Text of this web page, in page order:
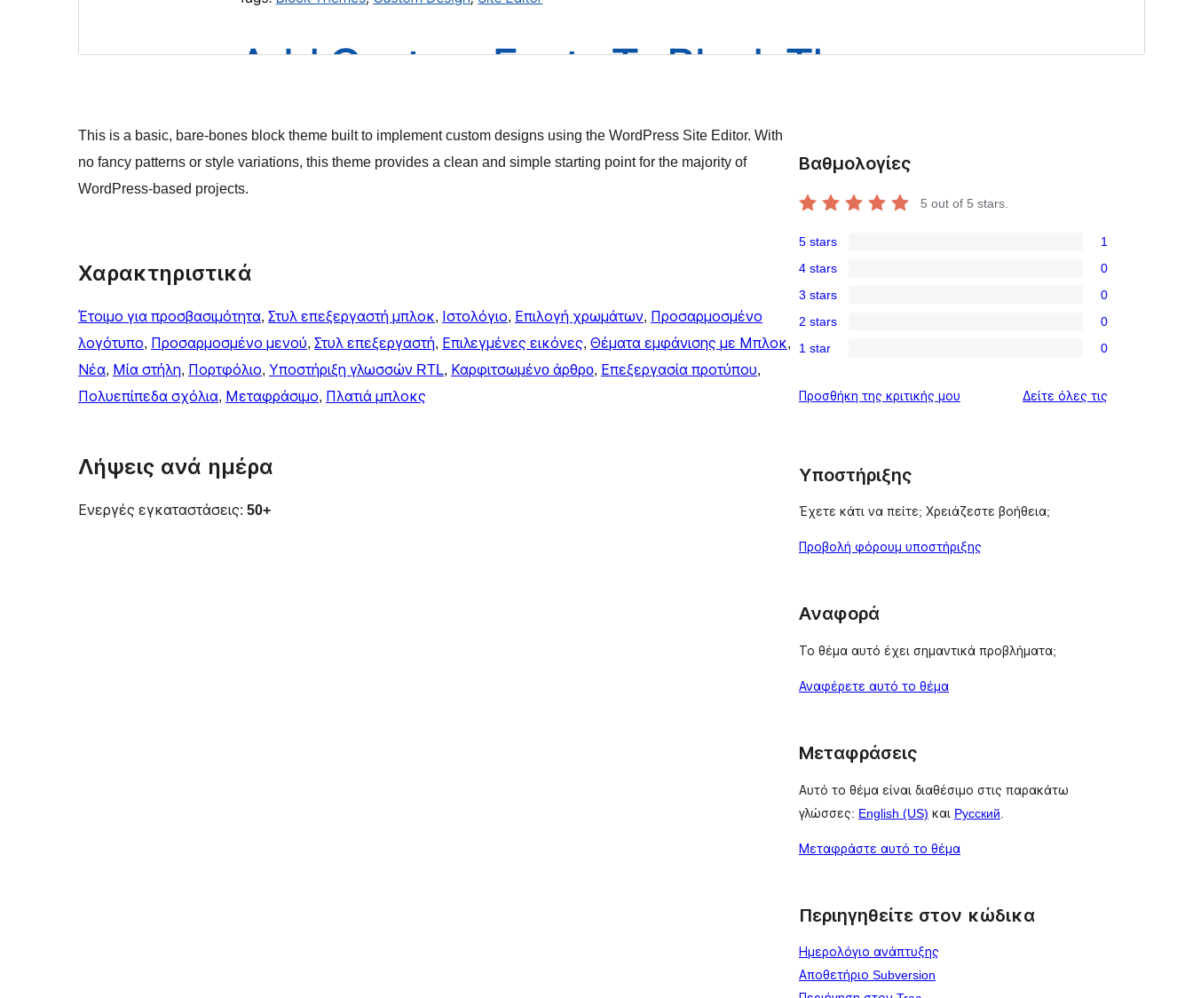
This is a basic, bare-bones block theme built to implement custom designs using the WordPress Site Editor. With
no fancy patterns or style variations, this theme provides a clean and simple starting point for the majority of
WordPress-based projects.
Χαρακτηριστικά
Έτοιμο για προσβασιμότητα, Στυλ επεξεργαστή μπλοκ, Ιστολόγιο, Επιλογή χρωμάτων, Προσαρμοσμένο
λογότυπο, Προσαρμοσμένο μενού, Στυλ επεξεργαστή, Επιλεγμένες εικόνες, Θέματα εμφάνισης με Μπλοκ
Νέα, Μία στήλη, Πορτφόλιο, Υποστήριξη γλωσσών RTL, Καρφιτσωμένo άρθρo, Επεξεργασία προτύπου
Πολυεπίπεδα σχόλια, Μεταφράσιμο, Πλατιά μπλοκς
Λήψεις ανά ημέρα
Ενεργές εγκαταστάσεις: 50+
Βαθμολογίες
5 out of 5 stars.
5-
star
review
5 stars 1
4-
star
reviews
4 stars 0
3-
star
3 stars 0
2-
reviews
2 stars 0
star
1 star 0
Προσθήκη της κριτικής μου Δείτε όλες τις
Υποστήριξης
Έχετε κάτι να πείτε; Χρειάζεστε βοήθεια;
Προβολή φόρουμ υποστήριξης
Αναφορά
Το θέμα αυτό έχει σημαντικά προβλήματα;
Αναφέρετε αυτό το θέμα
Μεταφράσεις
Αυτό το θέμα είναι διαθέσιμο στις παρακάτω
γλώσσες: English (US) και Русский
Μεταφράστε αυτό το θέμα
Περιηγηθείτε στον κώδικα
Ημερολόγιο ανάπτυξης
Αποθετήριο Subversion